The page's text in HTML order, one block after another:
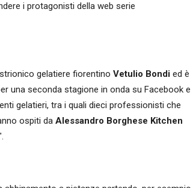
i protagonisti della web serie
gelatiere fiorentino Vetulio Bondi ed è
una seconda stagione in onda su Facebook e
gelatieri, tra i quali dieci professionisti che
ospiti da Alessandro Borghese Kitchen